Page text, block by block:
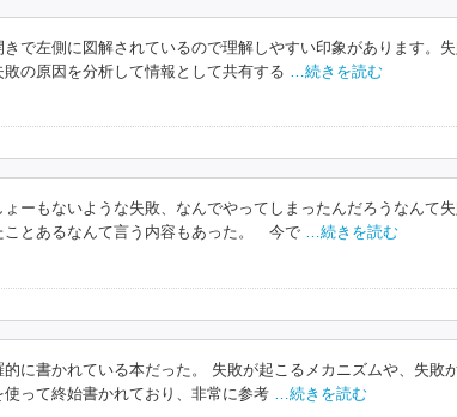
で左側に図解されているので理解しやすい印象があります。
の原因を分析して情報として共有する
…続きを読む
ーもないような失敗、なんでやってしまったんだろうなんて
とあるなんて言う内容もあった。 今で …続きを読む
に書かれている本だった。 失敗が起こるメカニズムや、失敗
って終始書かれており、非常に参考 …続きを読む